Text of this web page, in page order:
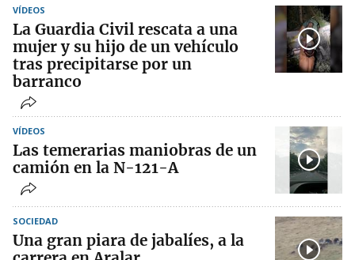
VÍDEOS
La Guardia Civil rescata a una
mujer y su hijo de un vehículo
tras precipitarse por un
barranco
VÍDEOS
Las temerarias maniobras de un
camión en la N-121-A
SOCIEDAD
Una gran piara de jabalíes, a la